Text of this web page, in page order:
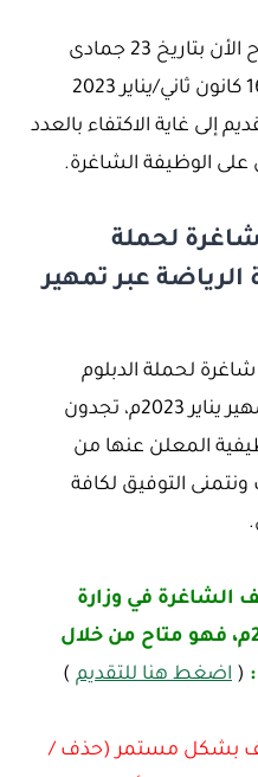
بداية التقديم: التقديم متاح الأن بتاريخ 23 جمادى
إلى غاية الاكتفاء بالعدد
الوظيفة الشاغرة.
وظائف شاغرة لحملة
الرياضة عبر تمهير
عن 6 وظائف شاغرة لحملة الدبلوم
فأعلى في وزارة الرياضة عبر تمهير يناير 2023م، تجدون
المعلن عنها من
التوفيق لكافة
الشاغرة في وزارة
الرياضة عبر تمهير يناير 2023م، فهو متاح من خلال
( اضغط هنا للتقديم )
بشكل مستمر (حذف /